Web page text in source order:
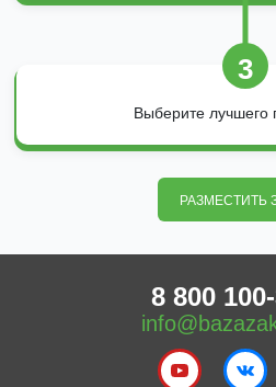
3
Выберите лучшего
РАЗМЕСТИТЬ
8 800